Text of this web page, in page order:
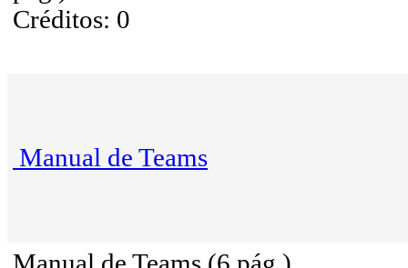
Créditos: 0
Manual de Teams